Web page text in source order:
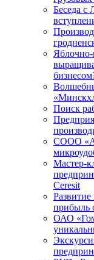
Беседа с
Поиск
СООО
Мастер-
Ceresit
прибыль
ОАО